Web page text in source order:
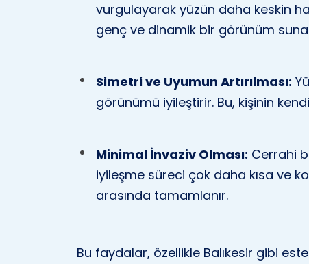
vurgulayarak yüzün daha keskin
genç ve dinamik bir görünüm
Simetri ve Uyumun Artırılması:
görünümü iyileştirir. Bu, kişinin
Minimal İnvaziv Olması: Cerrahi
iyileşme süreci çok daha kısa ve
arasında tamamlanır.
Bu faydalar, özellikle Balıkesir gibi